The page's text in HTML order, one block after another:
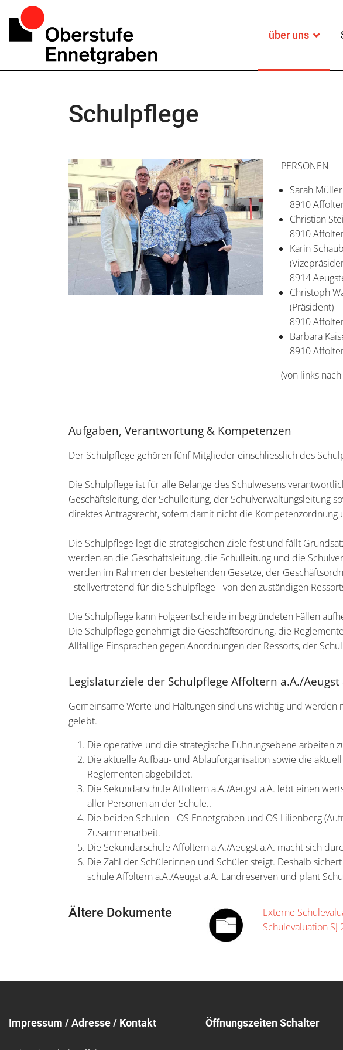
über uns
Schulpflege
PERSONEN
Sarah Müller
8910
Christian
8910
Karin Schaub
8914
Christoph
(Präsident)
8910
Barbara
8910
(von links
Aufgaben, Verantwortung & Kompetenzen
Der Schulpflege gehören fünf Mitglieder einschliesslich des
Die Schulpflege ist für alle Belange des Schulwesens
Geschäftsleitung, der Schulleitung, der Schulverwaltungsleitung
direktes Antragsrecht, sofern damit nicht die Kompetenzordnung
Die Schulpflege legt die strategischen Ziele fest und fällt
werden an die Geschäftsleitung, die Schulleitung und die
werden im Rahmen der bestehenden Gesetze, der
- stellvertretend für die Schulpflege - von den zuständigen
Die Schulpflege kann Folgeentscheide in begründeten Fällen
Die Schulpflege genehmigt die Geschäftsordnung, die
Allfällige Einsprachen gegen Anordnungen der Ressorts, der
Legislaturziele der Schulpflege Affoltern a.A./Aeugst
Gemeinsame Werte und Haltungen sind uns wichtig und werden
gelebt.
Die operative und die strategische Führungsebene arbeiten
Die aktuelle Aufbau- und Ablauforganisation sowie die
Reglementen abgebildet.
Die Sekundarschule Affoltern a.A./Aeugst a.A. lebt einen
aller Personen an der Schule..
Die beiden Schulen - OS Ennetgraben und OS Lilienberg
Zusammenarbeit.
Die Sekundarschule Affoltern a.A./Aeugst a.A. macht sich
Die Zahl der Schülerinnen und Schüler steigt. Deshalb
schule Affoltern a.A./Aeugst a.A. Landreserven und plant
Ältere Dokumente
Externe
Schulevaluation
Impressum / Adresse / Kontakt Öffnungszeiten Schalter